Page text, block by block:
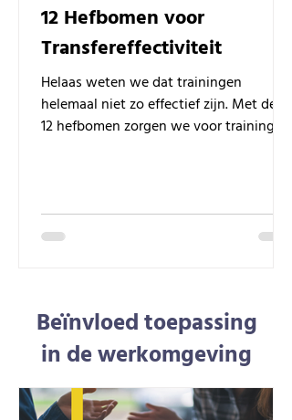
12 Hefbomen voor
Transfereffectiviteit
Helaas weten we dat trainingen
helemaal niet zo effectief zijn. Met deze
12 hefbomen zorgen we voor trainingen
Beïnvloed toepassing
in de werkomgeving